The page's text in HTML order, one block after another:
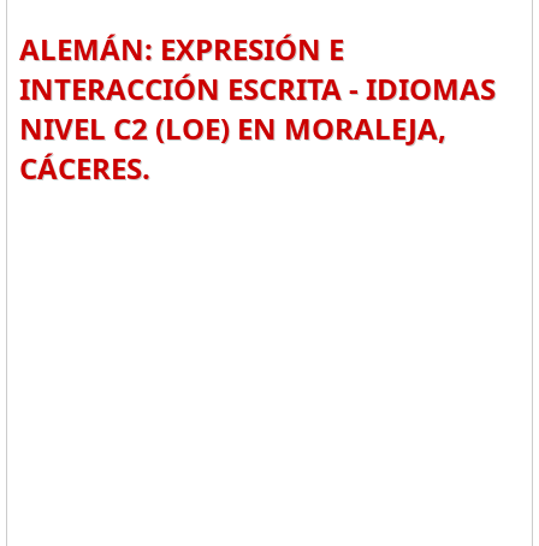
ALEMÁN: EXPRESIÓN E
INTERACCIÓN ESCRITA - IDIOMAS
NIVEL C2 (LOE) EN MORALEJA,
CÁCERES.